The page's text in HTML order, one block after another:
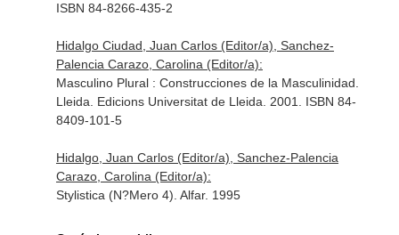
ISBN 84-8266-435-2
Hidalgo Ciudad, Juan Carlos (Editor/a), Sanchez-
Palencia Carazo, Carolina (Editor/a):
Masculino Plural : Construcciones de la Masculinidad.
Lleida. Edicions Universitat de Lleida. 2001. ISBN 84-
8409-101-5
Hidalgo, Juan Carlos (Editor/a), Sanchez-Palencia
Carazo, Carolina (Editor/a):
Stylistica (N?Mero 4). Alfar. 1995